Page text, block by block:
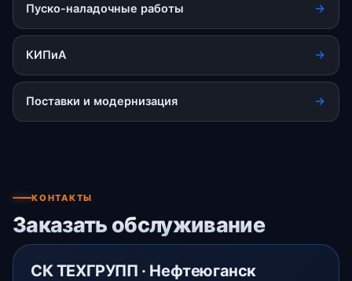
Пуско-наладочные работы
КИПиА
Поставки и модернизация
КОНТАКТЫ
Заказать обслуживание
СК ТЕХГРУПП · Нефтеюганск